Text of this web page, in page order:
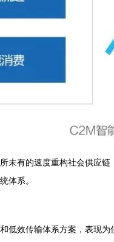
未有的速度重构社会供应
体系。
低效传输体系方案，表现